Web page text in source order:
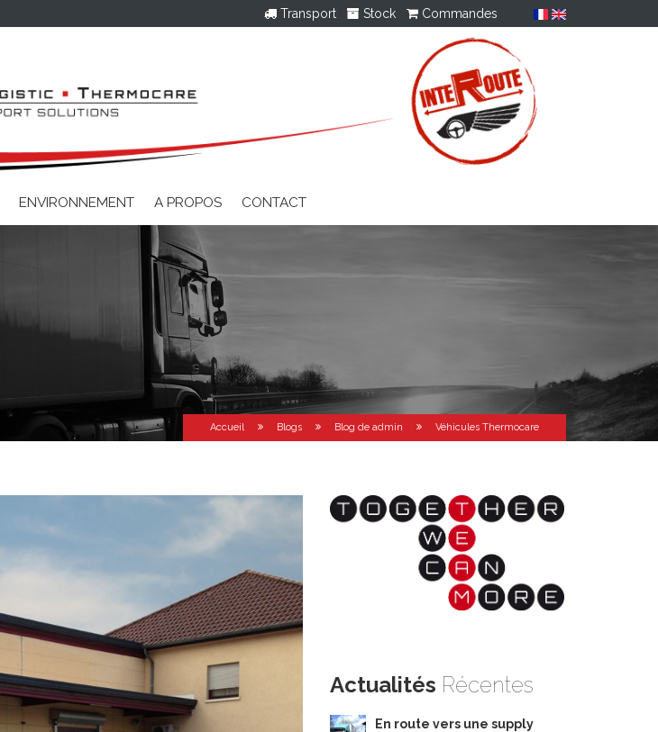
Transport Stock Commandes
ENVIRONNEMENT A PROPOS CONTACT
Accueil Blogs Blog de admin Véhicules Thermocare
Actualités Récentes
En route vers une supply